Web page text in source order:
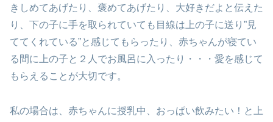
きしめてあげたり、褒めてあげたり、大好きだよと伝えた
り、下の子に手を取られていても目線は上の子に送り”見
ててくれている”と感じてもらったり、赤ちゃんが寝てい
る間に上の子と２人でお風呂に入ったり・・・愛を感じて
もらえることが大切です。
私の場合は、赤ちゃんに授乳中、おっぱい飲みたい！と上